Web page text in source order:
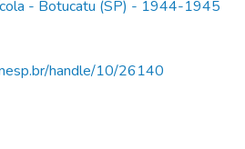
- Botucatu (SP) - 1944-1945
handle/10/26140